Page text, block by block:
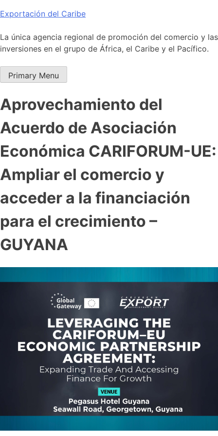
Skip
content
Exportación del Caribe
La única agencia regional de promoción del comercio y las
inversiones en el grupo de África, el Caribe y el Pacífico.
Primary Menu
Aprovechamiento del
Acuerdo de Asociación
Económica CARIFORUM-UE:
Ampliar el comercio y
acceder a la financiación
para el crecimiento –
GUYANA